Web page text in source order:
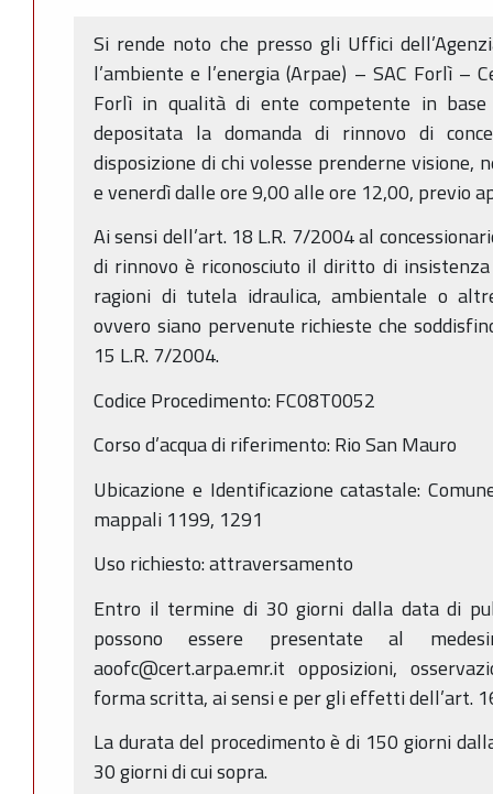
Si rende noto che presso gli Uffici
l’ambiente e l’energia (Arpae) – SAC Forlì –
Forlì in qualità di ente competente in
depositata la domanda di rinnovo di
disposizione di chi volesse prenderne visione,
e venerdì dalle ore 9,00 alle ore 12,00, previo
Ai sensi dell’art. 18 L.R. 7/2004 al
di rinnovo è riconosciuto il diritto di
ragioni di tutela idraulica, ambientale o
ovvero siano pervenute richieste che
15 L.R. 7/2004.
Codice Procedimento: FC08T0052
Corso d’acqua di riferimento: Rio San Mauro
Ubicazione e Identificazione catastale:
mappali 1199, 1291
Uso richiesto: attraversamento
Entro il termine di 30 giorni dalla data di
possono essere presentate al
aoofc@cert.arpa.emr.it opposizioni,
forma scritta, ai sensi e per gli effetti dell’art.
La durata del procedimento è di 150 giorni
30 giorni di cui sopra.